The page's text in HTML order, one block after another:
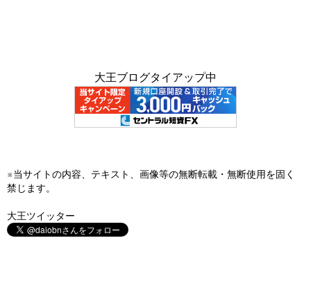
大王ブログタイアップ中
※当サイトの内容、テキスト、画像等の無断転載・無断使用を固く
禁じます。
大王ツイッター